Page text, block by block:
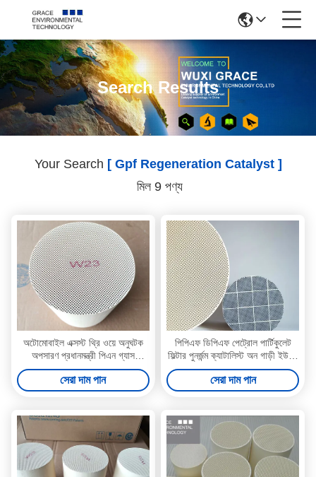
Search Results
Your Search [ Gpf Regeneration Catalyst ]
মিল 9 পণ্য
অটোমোবাইল এক্সস্ট থ্রি ওয়ে অনুঘটক
অপসারণ প্রধানমন্ত্রী পিএন গ্যাস
পার্টিকুলেট ফিল্টার
সেরা দাম পান
পিপিএফ ডিপিএফ পেট্রোল পার্টিকুলেট
ফিল্টার পুনর্জন্ম ক্যাটালিস্ট অন গাড়ী ইউরো
6 ষষ্ঠ
সেরা দাম পান